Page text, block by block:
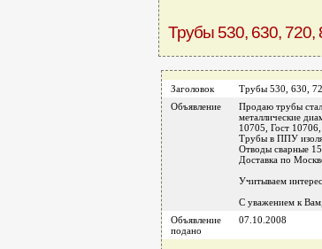
Трубы 530, 630, 720,
Заголовок
Трубы 530, 630,
Объявление
Продаю трубы
металлические
10705, Гост
Трубы в ППУ
Отводы сварные
Доставка по
Учитываем
С уважением к
Объявление
подано
07.10.2008